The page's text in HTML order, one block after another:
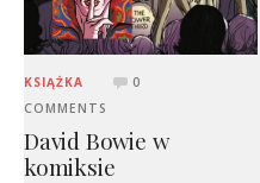
KSIĄŻKA
0
COMMENTS
David Bowie w
komiksie